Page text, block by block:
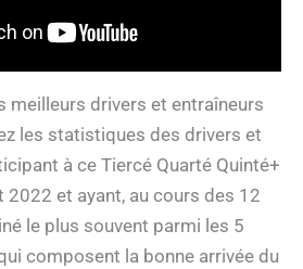
meilleurs drivers et entraîneurs
les statistiques des drivers et
à ce Tiercé Quarté Quinté+
et ayant, au cours des 12
le plus souvent parmi les 5
composent la bonne arrivée du